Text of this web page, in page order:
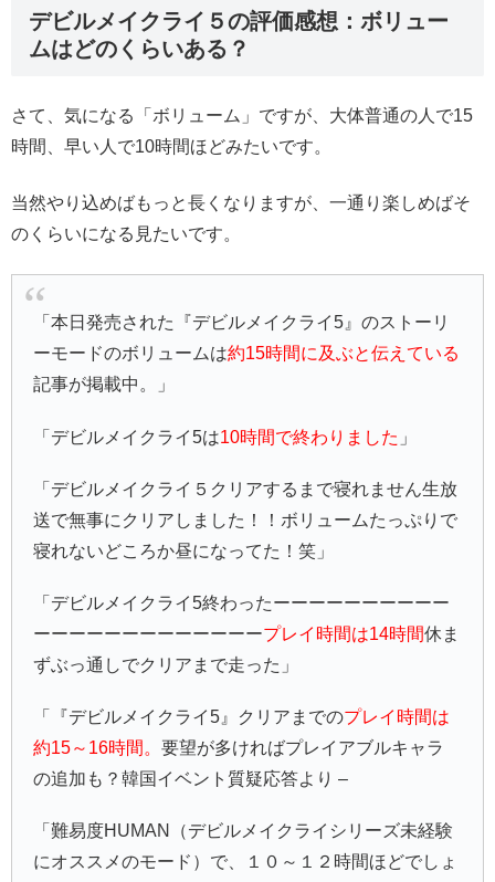
デビルメイクライ５の評価感想：ボリュー
ムはどのくらいある？
さて、気になる「ボリューム」ですが、大体普通の人で15
時間、早い人で10時間ほどみたいです。
当然やり込めばもっと長くなりますが、一通り楽しめばそ
のくらいになる見たいです。
「本日発売された『デビルメイクライ5』のストーリ
ーモードのボリュームは約15時間に及ぶと伝えている
記事が掲載中。」
「デビルメイクライ5は10時間で終わりました 」
「デビルメイクライ５クリアするまで寝れません生放
送で無事にクリアしました！！ボリュームたっぷりで
寝れないどころか昼になってた！笑」
「デビルメイクライ5終わったーーーーーーーーーー
ーーーーーーーーーーーーープレイ時間は14時間休ま
ずぶっ通しでクリアまで走った」
「『デビルメイクライ5』クリアまでのプレイ時間は
約15～16時間。要望が多ければプレイアブルキャラ
の追加も？韓国イベント質疑応答より –
「難易度HUMAN（デビルメイクライシリーズ未経験
にオススメのモード）で、１０～１２時間ほどでしょ